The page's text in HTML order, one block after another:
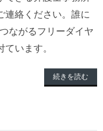
連絡ください。誰に
ながるフリーダイヤ
います。
続きを読む